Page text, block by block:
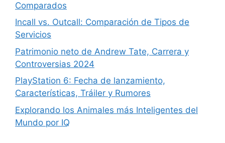
Comparados
Incall vs. Outcall: Comparación de Tipos de
Servicios
Patrimonio neto de Andrew Tate, Carrera y
Controversias 2024
PlayStation 6: Fecha de lanzamiento,
Características, Tráiler y Rumores
Explorando los Animales más Inteligentes del
Mundo por IQ